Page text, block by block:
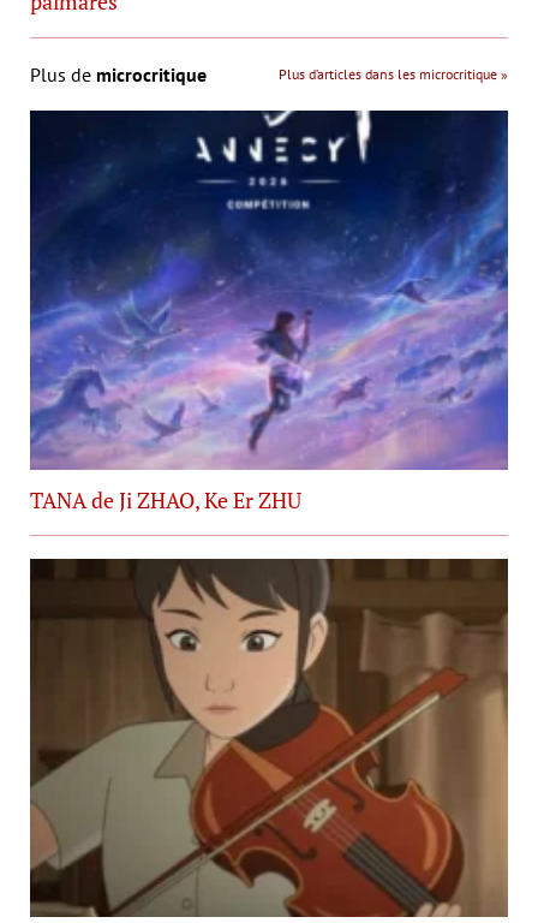
Plus de microcritique Plus d’articles dans les microcritique »
TANA de Ji ZHAO, Ke Er ZHU